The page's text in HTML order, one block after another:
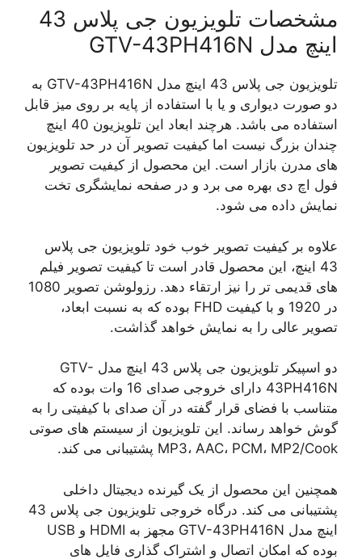
مشخصات تلویزیون جی پلاس 43
اینچ مدل GTV-43PH416N
تلویزیون جی پلاس 43 اینچ مدل GTV-43PH416N به
دو صورت دیواری و یا با استفاده از پایه بر روی میز قابل
استفاده می باشد. هرچند ابعاد این تلویزیون 40 اینچ
چندان بزرگ نیست اما کیفیت تصویر آن در حد تلویزیون
های مدرن بازار است. این محصول از کیفیت تصویر
فول اچ دی بهره می برد و در صفحه نمایشگری تخت
نمایش داده می شود.
علاوه بر کیفیت تصویر خوب خود تلویزیون جی پلاس
43 اینچ، این محصول قادر است تا کیفیت تصویر فیلم
های قدیمی تر را نیز ارتقاء دهد. رزولوشن تصویر 1080
در 1920 و با کیفیت FHD بوده که به نسبت ابعاد،
تصویر عالی را به نمایش خواهد گذاشت.
دو اسپیکر تلویزیون جی پلاس 43 اینچ مدل GTV-
43PH416N دارای خروجی صدای 16 وات بوده که
متناسب با فضای قرار گفته در آن صدای با کیفیتی را به
گوش خواهد رساند. این تلویزیون از سیستم های صوتی
MP3، AAC، PCM، MP2/Cook پشتیبانی می کند.
همچنین این محصول از یک گیرنده دیجیتال داخلی
پشتیبانی می کند. درگاه خروجی تلویزیون جی پلاس 43
اینچ مدل GTV-43PH416N مجهز به HDMI و USB
بوده که امکان اتصال و اشتراک گذاری فایل های